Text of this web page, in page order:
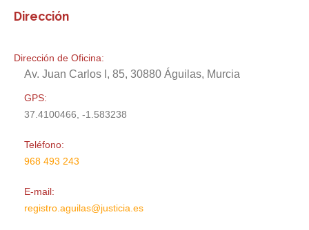
Dirección
Dirección de Oficina:
Av. Juan Carlos I, 85, 30880 Águilas, Murcia
GPS:
37.4100466, -1.583238
Teléfono:
968 493 243
E-mail:
registro.aguilas@justicia.es